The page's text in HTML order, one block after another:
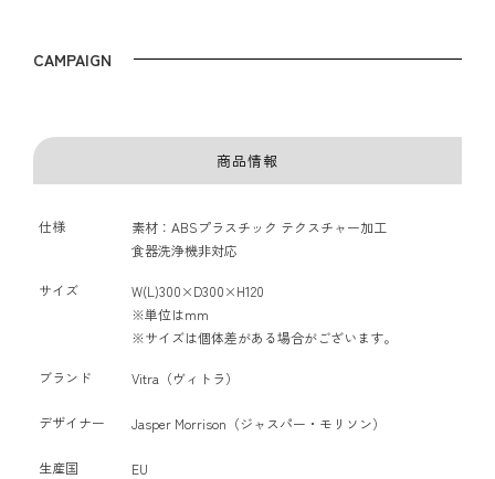
CAMPAIGN
商品情報
仕様
素材：ABSプラスチック テクスチャー加工
食器洗浄機非対応
サイズ
W(L)300×D300×H120
※単位はmm
※サイズは個体差がある場合がございます。
ブランド Vitra（ヴィトラ）
デザイナー Jasper Morrison（ジャスパー・モリソン）
生産国 EU